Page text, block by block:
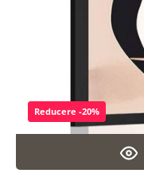
Reducere -20%